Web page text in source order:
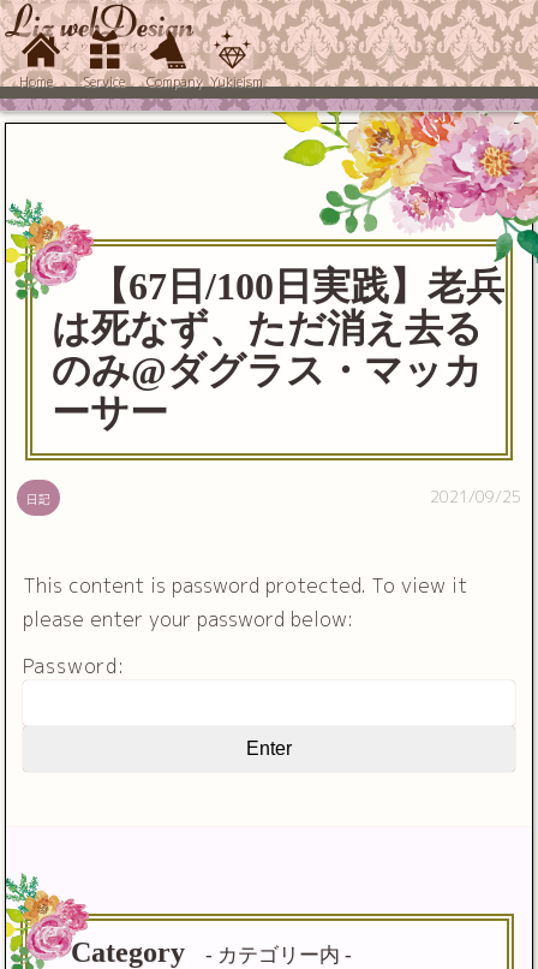
Home Service Company Yukieism
【67日/100日実践】老兵
は死なず、ただ消え去る
のみ@ダグラス・マッカ
ーサー
日記 2021/09/25
This content is password protected. To view it
please enter your password below:
Password:
Category - カテゴリー内 -